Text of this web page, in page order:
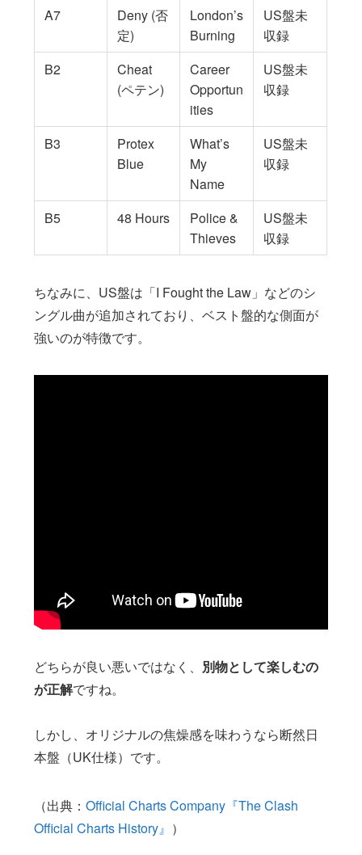
A7
Deny (否
定)
London’s
Burning
US盤未
収録
B2
Cheat
(ペテン)
Career
Opportun
ities
US盤未
収録
B3
Protex
Blue
What’s
My
Name
US盤未
収録
B5 48 Hours
Police &
Thieves
US盤未
収録
ちなみに、US盤は「I Fought the Law」などのシ
ングル曲が追加されており、ベスト盤的な側面が
強いのが特徴です。
どちらが良い悪いではなく、 別物として楽しむの
が正解ですね。
しかし、オリジナルの焦燥感を味わうなら断然日
本盤（UK仕様）です。
（出典：Official Charts Company『The Clash
Official Charts History』 ）